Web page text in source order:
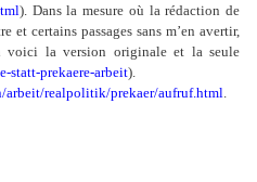
). Dans la mesure où la rédaction de
certains passages sans m’en avertir,
voici la version originale et la seule
statt-prekaere-arbeit).
arbeit/realpolitik/prekaer/aufruf.html.